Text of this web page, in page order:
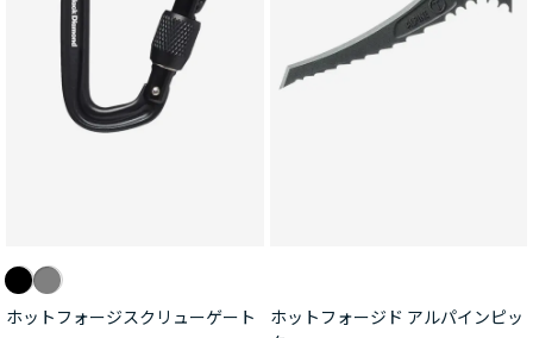
ホットフォージスクリューゲート
ホットフォージド アルパインピッ